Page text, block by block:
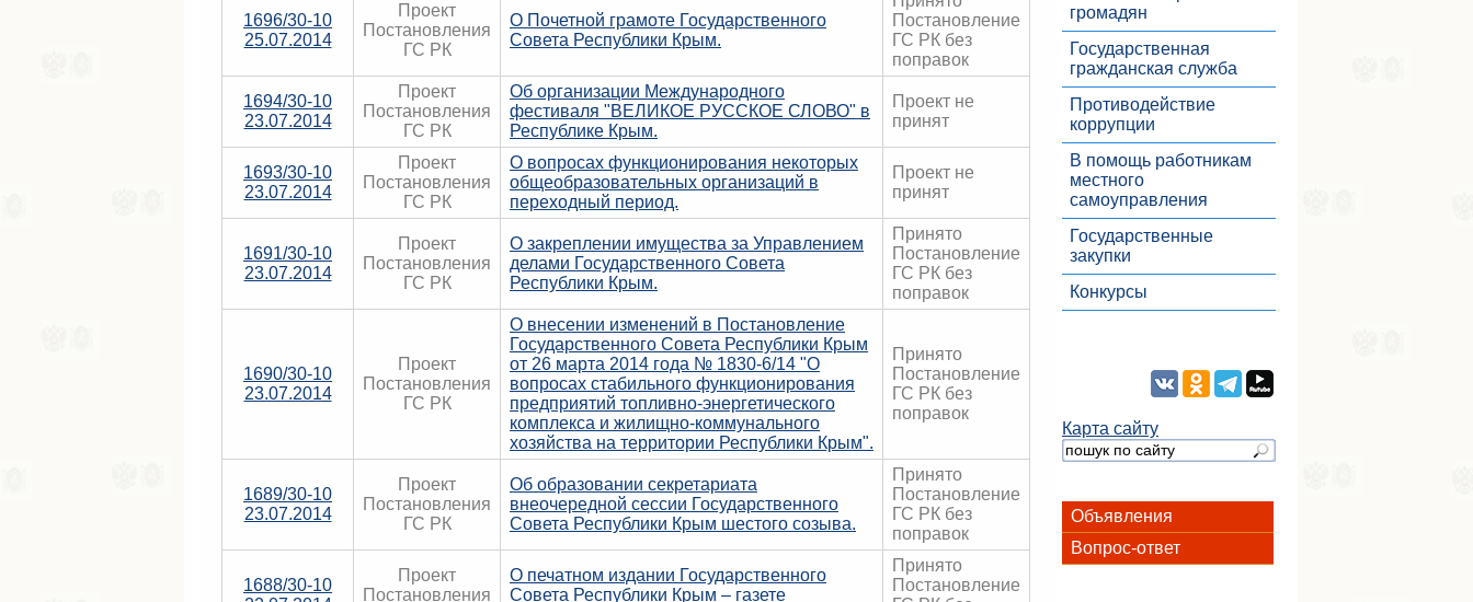
1696/30-10
25.07.2014
Проект
Постановления
ГС РК
О Почетной грамоте Государственного
Совета Республики Крым.
Постановление
ГС РК без
поправок
1694/30-10
23.07.2014
Проект
Постановления
ГС РК
Об организации Международного
фестиваля "ВЕЛИКОЕ РУССКОЕ СЛОВО" в
Республике Крым.
Проект не
принят
1693/30-10
23.07.2014
Проект
Постановления
ГС РК
О вопросах функционирования некоторых
общеобразовательных организаций в
переходный период.
Проект не
принят
1691/30-10
23.07.2014
Проект
Постановления
ГС РК
О закреплении имущества за Управлением
делами Государственного Совета
Республики Крым.
Принято
Постановление
ГС РК без
поправок
1690/30-10
23.07.2014
Проект
Постановления
ГС РК
О внесении изменений в Постановление
Государственного Совета Республики Крым
от 26 марта 2014 года № 1830-6/14 "О
вопросах стабильного функционирования
предприятий топливно-энергетического
комплекса и жилищно-коммунального
хозяйства на территории Республики Крым".
Принято
Постановление
ГС РК без
поправок
1689/30-10
23.07.2014
Проект
Постановления
ГС РК
Об образовании секретариата
внеочередной сессии Государственного
Совета Республики Крым шестого созыва.
Принято
Постановление
ГС РК без
поправок
1688/30-10
Проект
Постановления
О печатном издании Государственного
Совета Республики Крым – газете
Принято
Постановление
громадян
Государственная
гражданская служба
Противодействие
коррупции
В помощь работникам
местного
самоуправления
Государственные
закупки
Конкурсы
Карта сайту
Объявления
Вопрос-ответ